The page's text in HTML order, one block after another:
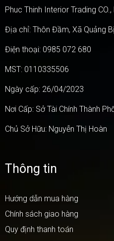
Phuc Thinh Interior Trading CO.,
Địa chỉ: Thôn Đầm, Xã Quảng
Điện thoại: 0985 072 680
MST: 0110335506
Ngày cấp: 26/04/2023
Nơi Cấp: Sở Tài Chính Thành
Chủ Sở Hữu: Nguyễn Thị Hoàn
Thông tin
Hướng dẫn mua hàng
Chính sách giao hàng
Quy định thanh toán